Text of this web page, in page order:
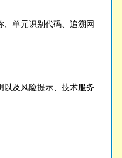
单元识别代码、追溯网
及风险提示、技术服务